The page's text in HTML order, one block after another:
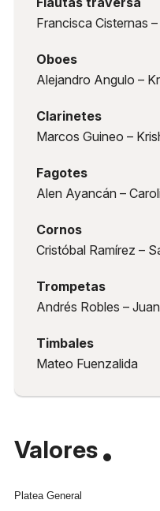
Francisca Cisternas
Oboes
Alejandro Angulo –
Clarinetes
Marcos Guineo –
Fagotes
Alen Ayancán –
Cornos
Cristóbal Ramírez –
Trompetas
Andrés Robles –
Timbales
Mateo Fuenzalida
Valores
Platea General